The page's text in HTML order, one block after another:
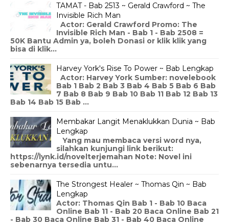
TAMAT - Bab 2513 ~ Gerald Crawford ~ The
Invisible Rich Man
Actor: Gerald Crawford Promo: The
Invisible Rich Man - Bab 1 - Bab 2508 =
50K Bantu Admin ya, boleh Donasi or klik klik yang
bisa di klik...
Harvey York's Rise To Power ~ Bab Lengkap
Actor: Harvey York Sumber: novelebook
Bab 1 Bab 2 Bab 3 Bab 4 Bab 5 Bab 6 Bab
7 Bab 8 Bab 9 Bab 10 Bab 11 Bab 12 Bab 13
Bab 14 Bab 15 Bab ...
Membakar Langit Menaklukkan Dunia ~ Bab
Lengkap
Yang mau membaca versi word nya,
silahkan kunjungi link berikut:
https://lynk.id/novelterjemahan Note: Novel ini
sebenarnya tersedia untu...
The Strongest Healer ~ Thomas Qin ~ Bab
Lengkap
Actor: Thomas Qin Bab 1 - Bab 10 Baca
Online Bab 11 - Bab 20 Baca Online Bab 21
- Bab 30 Baca Online Bab 31 - Bab 40 Baca Online